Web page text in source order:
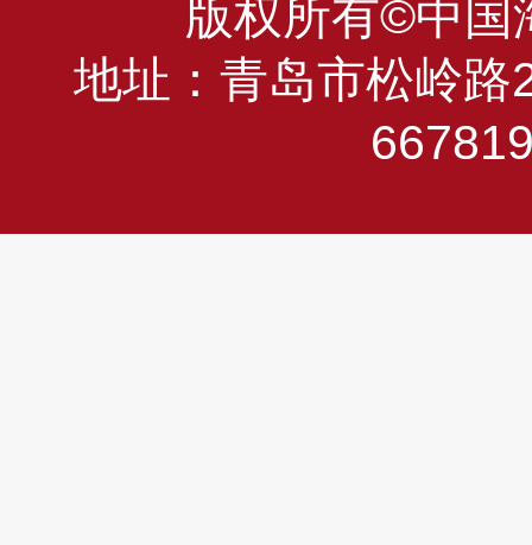
版权所有©中国
地址：青岛市松岭